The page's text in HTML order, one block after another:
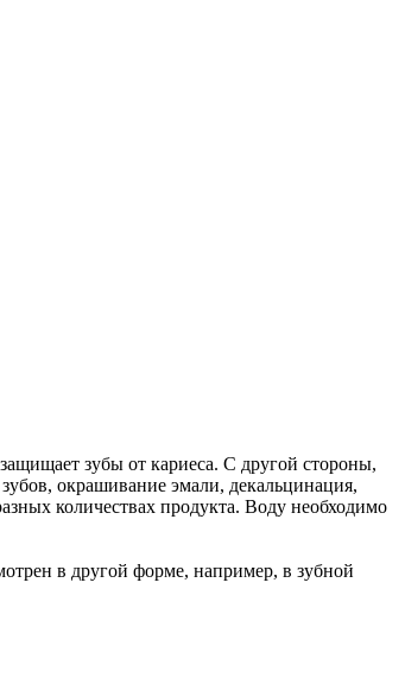
зубы от кариеса. С другой стороны,
окрашивание эмали, декальцинация,
количествах продукта. Воду необходимо
в другой форме, например, в зубной